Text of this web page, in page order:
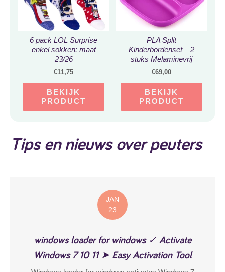
6 pack LOL Surprise
enkel sokken: maat
23/26
€11,75
BEKIJK
PRODUCT
PLA Split
Kinderbordenset – 2
stuks Melaminevrij
Magnetronbestendig
Stapelbaar BPA-vrij
Kinderborden –
€69,00
BEKIJK
PRODUCT
Tips en nieuws over peuters
JAN
23
windows loader for windows ✓ Activate
Windows 7 10 11 ➤ Easy Activation Tool